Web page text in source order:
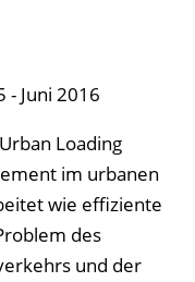
- Juni 2016
Loading
im urbanen
wie effiziente
des
und der